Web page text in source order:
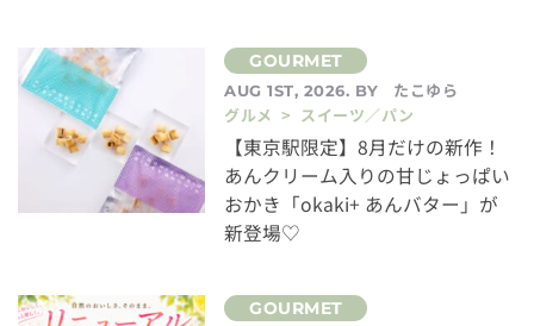
AUG 1ST, 2026. BY
たこゆら
グルメ > スイーツ／パン
【東京駅限定】8月だけの新作！
あんクリーム入りの甘じょっぱい
おかき「okaki+ あんバター」が
新登場♡